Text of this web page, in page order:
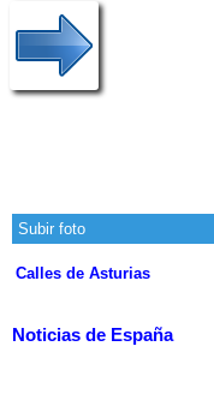
Subir foto
Calles de Asturias
Noticias de España